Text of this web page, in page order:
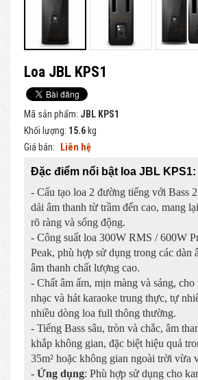
Loa JBL KPS1
Mã sản phẩm: JBL KPS1
Khối lượng: 15.6 kg
Giá bán:
Liên hệ
Đặc điểm nổi bật loa JBL KPS1:
- Cấu tạo loa 2 đường tiếng với Bass
dải âm thanh từ trầm đến cao, mang
rõ ràng và sống động.
- Công suất loa 300W RMS / 600W
Peak, phù hợp sử dụng trong các dàn
âm thanh chất lượng cao.
- Chất âm ấm, mịn màng và sáng,
nhạc và hát karaoke trung thực, tự
nhiều dòng loa full thông thường.
- Tiếng Bass sâu, tròn và chắc, âm
khắp không gian, đặc biệt hiệu quả
35m² hoặc không gian ngoài trời vừa
- Ứng dụng: Phù hợp sử dụng cho